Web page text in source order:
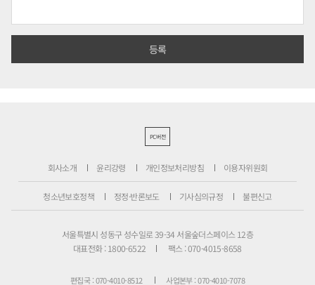
PC버전
회사소개 윤리강령 개인정보처리방침 이용자위원회
청소년보호정책 정정·반론보도 기사심의규정 불편신고
서울특별시 성동구 성수일로 39-34 서울숲더스페이스 12층
대표전화 : 1800-6522
팩스 : 070-4015-8658
편집국 : 070-4010-8512 사업본부 : 070-4010-7078